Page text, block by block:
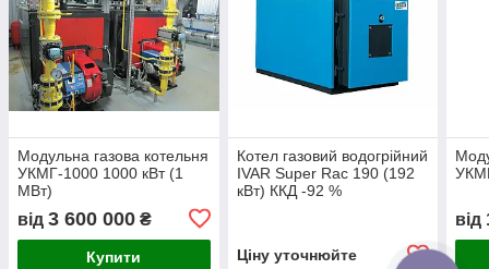
Модульна газова котельня
УКМГ-1000 1000 кВт (1
МВт)
від 3 600 000 ₴
Купити
Котел газовий водогрійний
IVAR Super Rac 190 (192
кВт) ККД -92 %
Ціну уточнюйте
від